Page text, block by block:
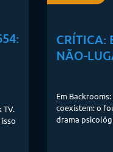
TV.
CRÍTICA:
NÃO-
Em
coexistem: o
drama